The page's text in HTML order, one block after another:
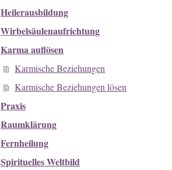
Heilerausbildung
Wirbelsäulenaufrichtung
Karma auflösen
Karmische Beziehungen
Karmische Beziehungen lösen
Praxis
Raumklärung
Fernheilung
Spirituelles Weltbild